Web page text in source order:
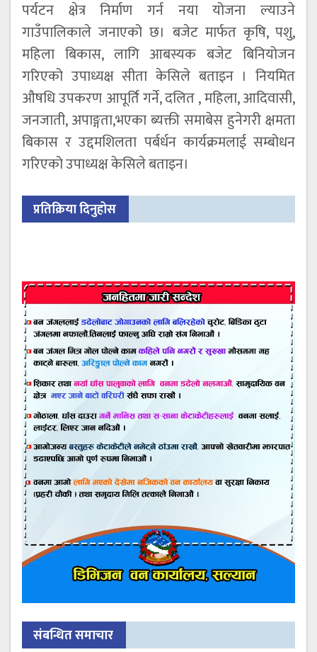
पर्यटन क्षेत्र निर्माण गर्न नया योजना ल्याउने
गाउँपालिकाले जनाएको छ। बजेट मार्फत कृषि, पशु,
महिला बिकास, लागि आबस्यक बजेट बिनियोजन
गरिएको उपाध्यक्ष सीता केसिले बताइन । नियमित
औषधि उपकरण आपूर्ति गर्ने, दलित , महिला, आदिवासी,
जनजाती, अपाङ्गता,भएका ब्यक्ती समाबेस हुनेगरी क्षमता
बिकास र उद्दमशिलता पर्बर्धन कार्यक्रमलाई सम्बोधन
गरिएको उपाध्यक्ष केसिले बताइन।
प्रतिक्रिया दिनुहोस
संबन्धित समाचार